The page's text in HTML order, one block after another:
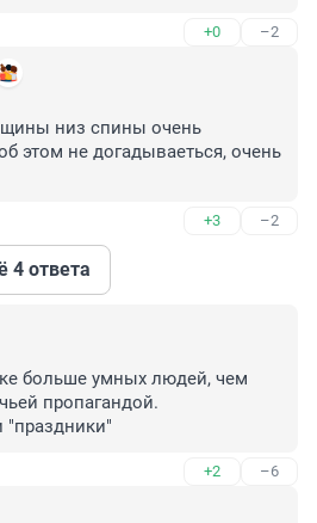
+0 –2
низ спины очень
этом не догадываеться, очень
+3 –2
4 ответа
больше умных людей, чем
пропагандой.
"праздники"
+2 –6